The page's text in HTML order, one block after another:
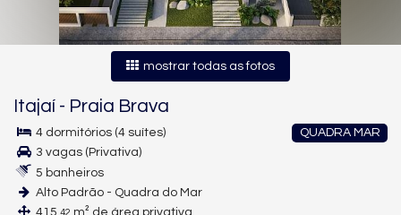
mostrar todas as fotos
Itajaí - Praia Brava
QUADRA MAR
4 dormitórios (4 suítes)
3 vagas (Privativa)
5 banheiros
Alto Padrão - Quadra do Mar
415,42 m² de área privativa